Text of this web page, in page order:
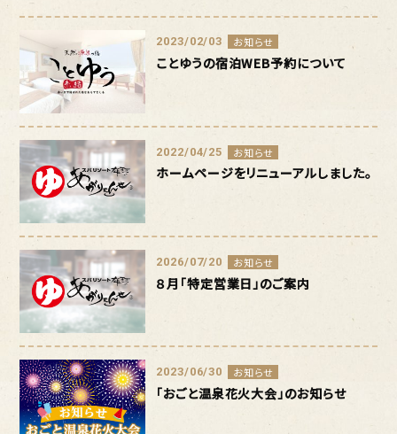
2023/02/03 お知らせ
ことゆうの宿泊WEB予約について
2022/04/25 お知らせ
ホームページをリニューアルしました。
2026/07/20 お知らせ
８月「特定営業日」のご案内
2023/06/30 お知らせ
「おごと温泉花火大会」のお知らせ